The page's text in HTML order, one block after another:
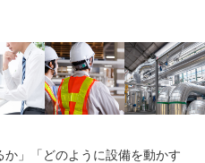
か」「どのように設備を動かす